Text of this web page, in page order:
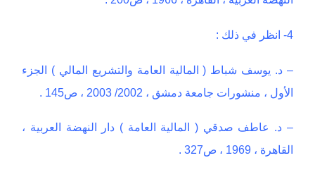
4- انظر في ذلك :
– د. يوسف شباط ( المالية العامة والتشريع المالي ) الجزء
الأول ، منشورات جامعة دمشق ، 2002/ 2003 ، ص145 .
– د. عاطف صدقي ( المالية العامة ) دار النهضة العربية ،
القاهرة ، 1969 ، ص327 .